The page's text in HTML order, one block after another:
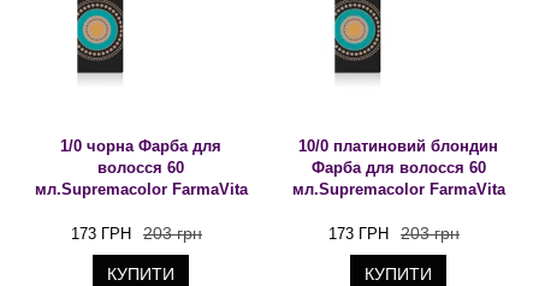
1/0 чорна Фарба для
волосся 60
мл.Supremacolor FarmaVita
173 ГРН 203 грн
КУПИТИ
10/0 платиновий блондин
Фарба для волосся 60
мл.Supremacolor FarmaVita
173 ГРН 203 грн
КУПИТИ